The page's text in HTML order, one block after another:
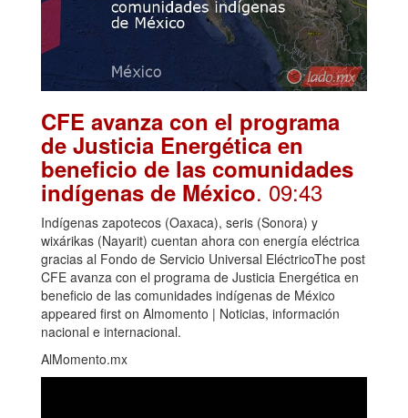
CFE avanza con el programa
de Justicia Energética en
beneficio de las comunidades
indígenas de México. 09:43
Indígenas zapotecos (Oaxaca), seris (Sonora) y
wixárikas (Nayarit) cuentan ahora con energía eléctrica
gracias al Fondo de Servicio Universal EléctricoThe post
CFE avanza con el programa de Justicia Energética en
beneficio de las comunidades indígenas de México
appeared first on Almomento | Noticias, información
nacional e internacional.
AlMomento.mx